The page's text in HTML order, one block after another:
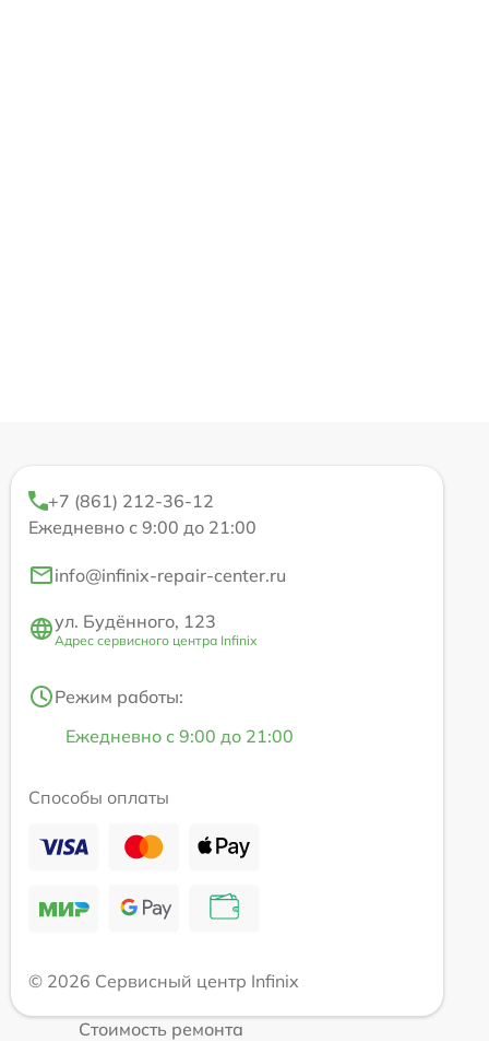
+7 (861) 212-36-12
Ежедневно с 9:00 до 21:00
info@infinix-repair-center.ru
ул. Будённого, 123
Адрес сервисного центра Infinix
Режим работы:
Ежедневно с 9:00 до 21:00
Способы оплаты
© 2026 Сервисный центр Infinix
Стоимость ремонта